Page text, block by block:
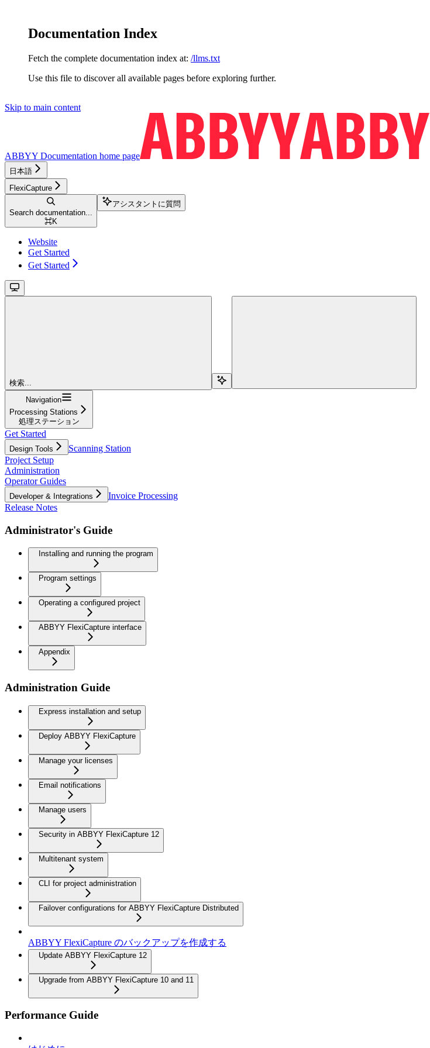
Documentation Index
Fetch the complete documentation index at: /llms.txt
Use this file to discover all available pages before exploring further.
Skip to main content
ABBYY Documentation home page
日本語
FlexiCapture
Search documentation...
⌘K
アシスタントに質問
Website
Get Started
Get Started
検索...
Navigation
Processing Stations
処理ステーション
Get Started
Design Tools
Scanning Station
Project Setup
Administration
Operator Guides
Developer & Integrations
Invoice Processing
Release Notes
Administrator's Guide
Installing and running the program
Program settings
Operating a configured project
ABBYY FlexiCapture interface
Appendix
Administration Guide
Express installation and setup
Deploy ABBYY FlexiCapture
Manage your licenses
Email notifications
Manage users
Security in ABBYY FlexiCapture 12
Multitenant system
CLI for project administration
Failover configurations for ABBYY FlexiCapture Distributed
ABBYY FlexiCapture のバックアップを作成する
Update ABBYY FlexiCapture 12
Upgrade from ABBYY FlexiCapture 10 and 11
Performance Guide